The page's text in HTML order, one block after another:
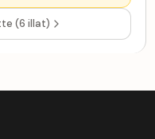
(6 illat)